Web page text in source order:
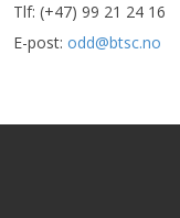
Tlf: (+47) 99 21 24 16
E-post: odd@btsc.no